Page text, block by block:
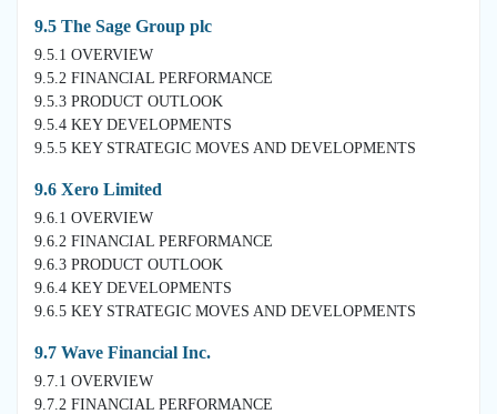
9.5 The Sage Group plc
9.5.1 OVERVIEW
9.5.2 FINANCIAL PERFORMANCE
9.5.3 PRODUCT OUTLOOK
9.5.4 KEY DEVELOPMENTS
9.5.5 KEY STRATEGIC MOVES AND DEVELOPMENTS
9.6 Xero Limited
9.6.1 OVERVIEW
9.6.2 FINANCIAL PERFORMANCE
9.6.3 PRODUCT OUTLOOK
9.6.4 KEY DEVELOPMENTS
9.6.5 KEY STRATEGIC MOVES AND DEVELOPMENTS
9.7 Wave Financial Inc.
9.7.1 OVERVIEW
9.7.2 FINANCIAL PERFORMANCE